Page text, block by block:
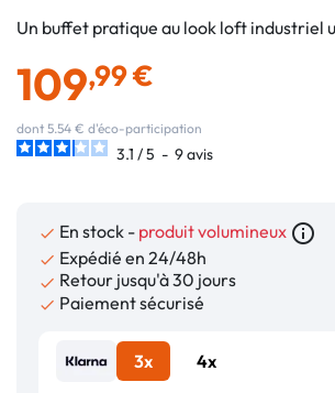
Un buffet pratique au look loft industriel
109,99 €
dont 5.54 € d'éco-participation
3.1 /5 - 9avis
 En stock - produit volumineux info_outline
 Expédié en 24/48h
 Retour jusqu'à 30 jours
 Paiement sécurisé
3x 4x